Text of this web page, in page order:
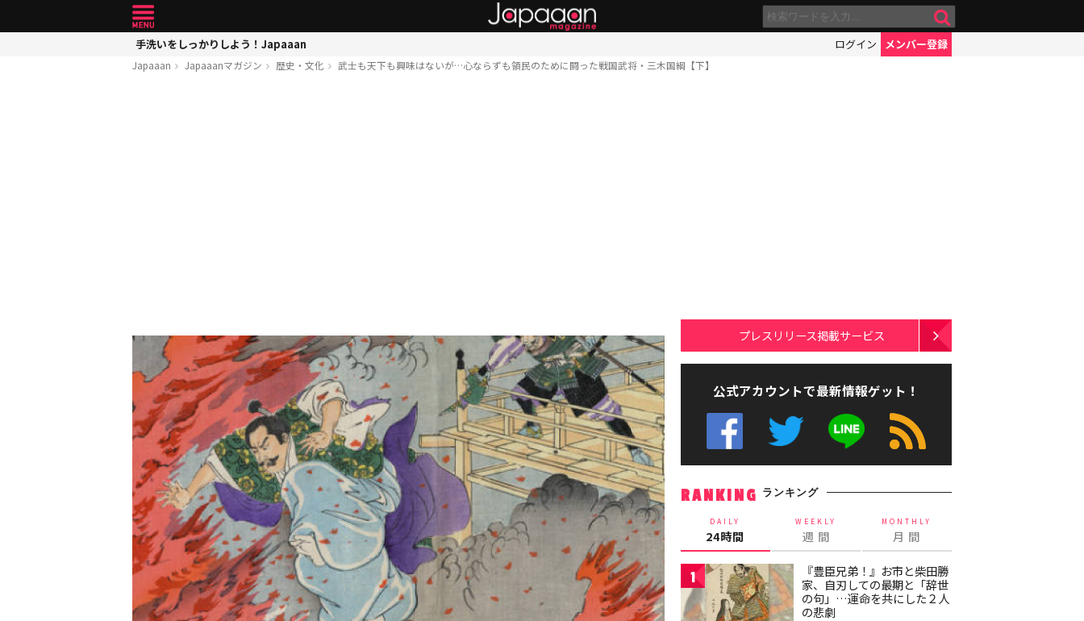
手洗いをしっかりしよう！Japaaan ログイン メンバー登録
Japaaan Japaaanマガジン 歴史・文化 武士も天下も興味はないが…心ならずも領民のために闘った戦国武将・三木国綱【下】
プレスリリース掲載サービス
公式アカウントで最新情報ゲット！
RANKING ランキング
DAILY
24時間
WEEKLY
週 間
MONTHLY
月 間
1
『豊臣兄弟！』お市と柴田勝
家、自刃しての最期と「辞世
の句」…運命を共にした２人
の悲劇